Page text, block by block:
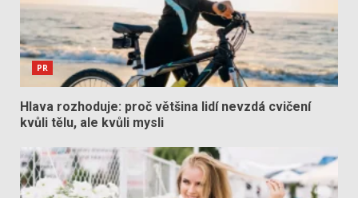
PR
Hlava rozhoduje: proč většina lidí nevzdá cvičení
kvůli tělu, ale kvůli mysli